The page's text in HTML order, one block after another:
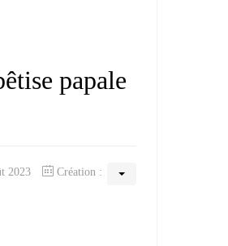
papale
2023
Création :